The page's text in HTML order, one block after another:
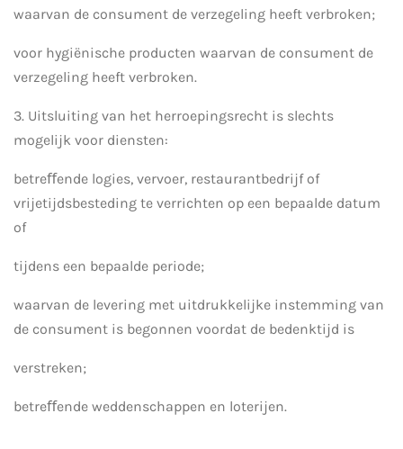
waarvan de consument de verzegeling heeft verbroken;
voor hygiënische producten waarvan de consument de
verzegeling heeft verbroken.
3. Uitsluiting van het herroepingsrecht is slechts
mogelijk voor diensten:
betreﬀende logies, vervoer, restaurantbedrijf of
vrijetijdsbesteding te verrichten op een bepaalde datum
of
tijdens een bepaalde periode;
waarvan de levering met uitdrukkelijke instemming van
de consument is begonnen voordat de bedenktijd is
verstreken;
betreﬀende weddenschappen en loterijen.